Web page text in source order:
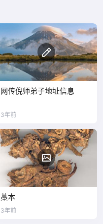
网传倪师弟子地址信息
3年前
藁本
3年前